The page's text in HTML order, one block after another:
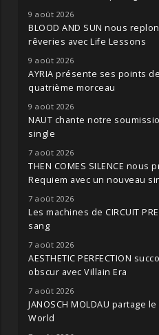
9 août 2026
BLOOD AND SUN nous
rêveries avec Life Lessons
9 août 2026
AYRIA présente ses points
quatrième morceau
9 août 2026
NAUT chante notre
single
7 août 2026
THEN COMES SILENCE
Requiem avec un nouveau
7 août 2026
Les machines de CIRCUIT
sang
7 août 2026
AESTHETIC PERFECTION
obscur avec Villain Era
7 août 2026
JANOSCH MOLDAU partage
World